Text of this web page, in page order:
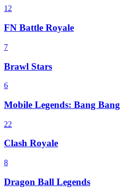
12
FN Battle Royale
7
Brawl Stars
6
Mobile Legends: Bang Bang
22
Clash Royale
8
Dragon Ball Legends